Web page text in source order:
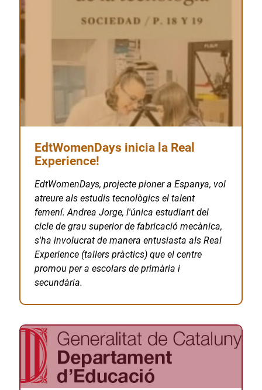
EdtWomenDays inicia la Real
Experience!
EdtWomenDays, projecte pioner a Espanya, vol
atreure als estudis tecnològics el talent
femení. Andrea Jorge, l'única estudiant del
cicle de grau superior de fabricació mecànica,
s'ha involucrat de manera entusiasta als Real
Experience (tallers pràctics) que el centre
promou per a escolars de primària i
secundària.